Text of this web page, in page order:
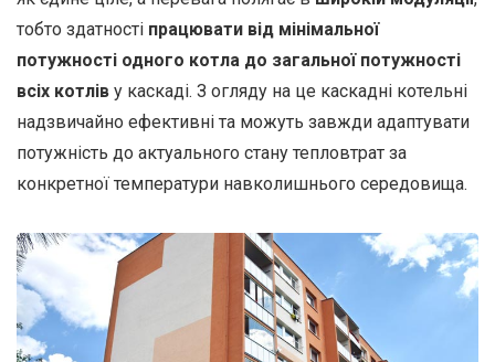
тобто здатності працювати від мінімальної
потужності одного котла до загальної потужності
всіх котлів у каскаді. З огляду на це каскадні котельні
надзвичайно ефективні та можуть завжди адаптувати
потужність до актуального стану тепловтрат за
конкретної температури навколишнього середовища.